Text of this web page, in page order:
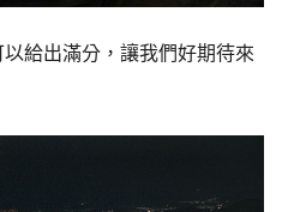
給出滿分，讓我們好期待來